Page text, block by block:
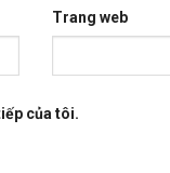
Trang web
của tôi.